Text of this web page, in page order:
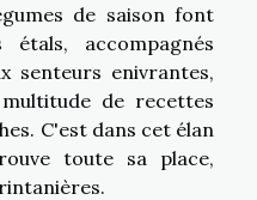
de saison font
accompagnés
senteurs enivrantes,
de recettes
C'est dans cet élan
toute sa place,